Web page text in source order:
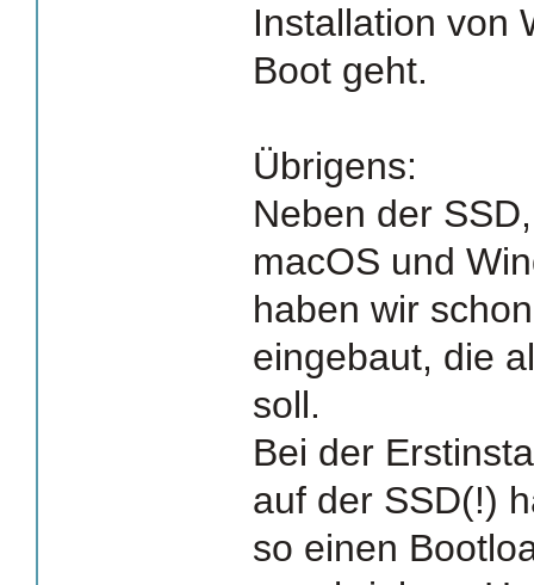
Installation von
Boot geht.
Übrigens:
Neben der
macOS und
haben wir
eingebaut, die
soll.
Bei der
auf der SSD(!)
so einen